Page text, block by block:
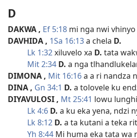
D
DAKWA , Ef 5:18 mi nga nwi
DAVHIDA , 1Sa 16:13a chela D.
Lk 1:32xiluvelo xa D. tata
Mit 2:34 D. a nga
DIMONA , Mit 16:16a a ri nandza
DINA , Gn 34:1 D. a tolovele ku
DIYAVULOSI , Mt 25:41 lowu
Lk 4:6 D. a ku eka yena, ndzi
Lk 8:12 D. a ta kutani a teka
Yh 8:44 Mi huma eka tata wa